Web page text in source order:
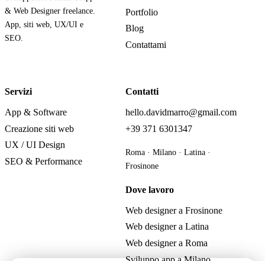
& Web Designer freelance.
App, siti web, UX/UI e
SEO.
Portfolio
Blog
Contattami
Servizi
App & Software
Creazione siti web
UX / UI Design
SEO & Performance
Contatti
hello.davidmarro@gmail.com
+39 371 6301347
Roma · Milano · Latina ·
Frosinone
Dove lavoro
Web designer a Frosinone
Web designer a Latina
Web designer a Roma